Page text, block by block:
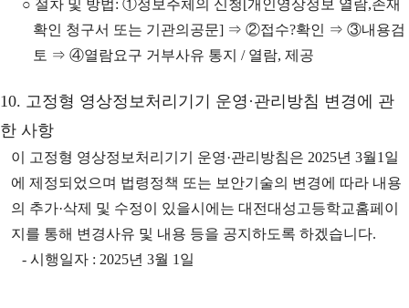
○ 절차 및 방법: ①정보주체의 신청[개인영상정보 열람,존재
확인 청구서 또는 기관의공문] ⇒ ②접수?확인 ⇒ ③내용검
토 ⇒ ④열람요구 거부사유 통지 / 열람, 제공
10. 고정형 영상정보처리기기 운영·관리방침 변경에 관
한 사항
이 고정형 영상정보처리기기 운영·관리방침은 2025년 3월1일
에 제정되었으며 법령정책 또는 보안기술의 변경에 따라 내용
의 추가·삭제 및 수정이 있을시에는 대전대성고등학교홈페이
지를 통해 변경사유 및 내용 등을 공지하도록 하겠습니다.
- 시행일자 : 2025년 3월 1일